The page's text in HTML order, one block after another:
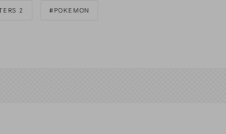
2 POKEMON